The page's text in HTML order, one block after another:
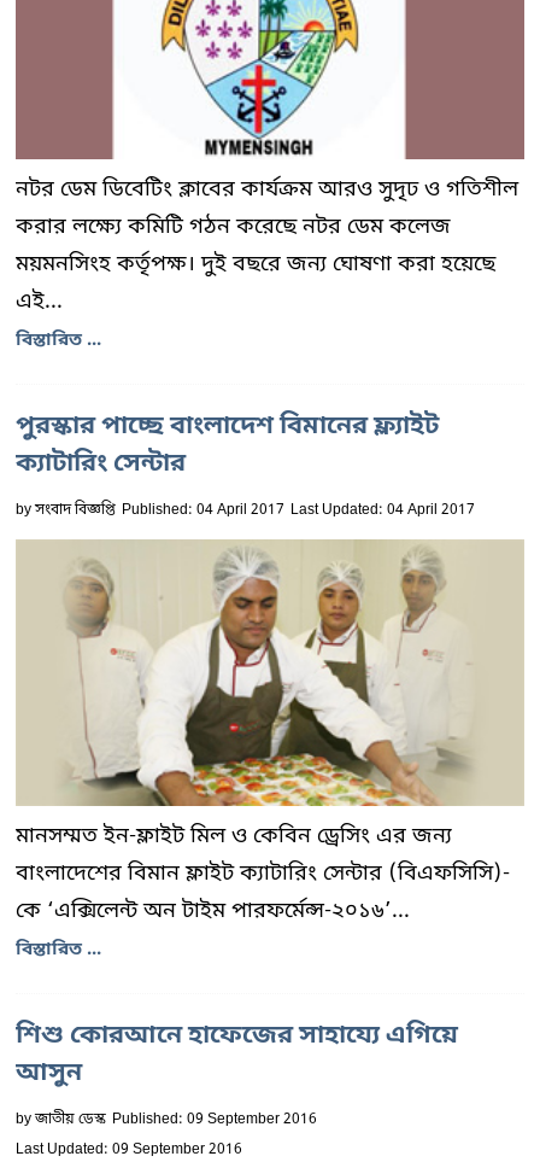
নটর ডেম ডিবেটিং ক্লাবের কার্যক্রম আরও সুদৃঢ ও গতিশীল
করার লক্ষ্যে কমিটি গঠন করেছে নটর ডেম কলেজ
ময়মনসিংহ কর্তৃপক্ষ। দুই বছরে জন্য ঘোষণা করা হয়েছে
এই...
বিস্তারিত ...
পুরস্কার পাচ্ছে বাংলাদেশ বিমানের ফ্ল্যাইট
ক্যাটারিং সেন্টার
byসংবাদ বিজ্ঞপ্তি Published: 04 April 2017 Last Updated: 04 April 2017
মানসম্মত ইন-ফ্লাইট মিল ও কেবিন ড্রেসিং এর জন্য
বাংলাদেশের বিমান ফ্লাইট ক্যাটারিং সেন্টার (বিএফসিসি)-
কে ‘এক্সিলেন্ট অন টাইম পারফর্মেন্স-২০১৬’...
বিস্তারিত ...
শিশু কোরআনে হাফেজের সাহায্যে এগিয়ে
আসুন
byজাতীয় ডেস্ক Published: 09 September 2016
Last Updated: 09 September 2016